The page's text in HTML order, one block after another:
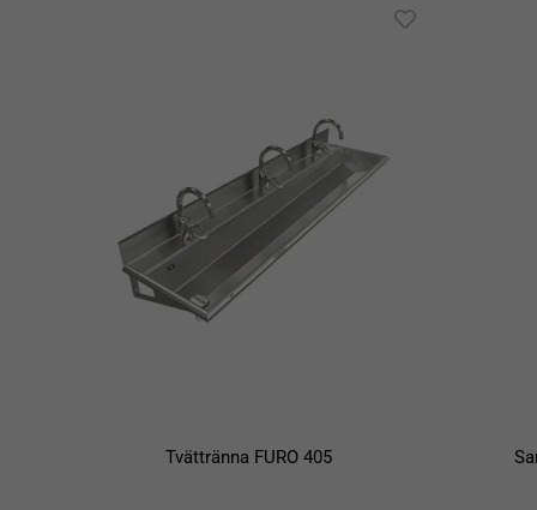
Tvättränna FURO 405